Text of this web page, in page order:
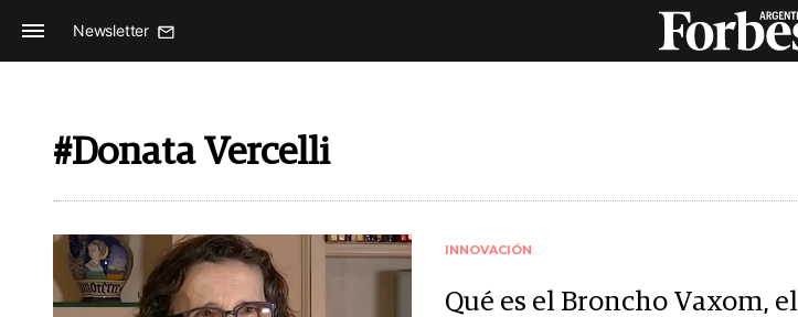
Newsletter
#Donata Vercelli
INNOVACIÓN
Qué es el Broncho Vaxom, el